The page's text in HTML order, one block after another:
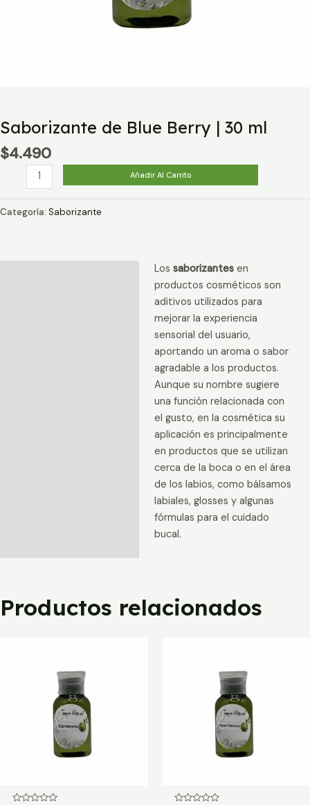
Saborizante de Blue Berry | 30 ml
$4.490
Saborizante
Blue
Berry
Añadir Al Carrito
Categoría: Saborizante
Los saborizantesen
productos cosméticos son
aditivos utilizados para
mejorar la experiencia
sensorial del usuario,
aportando un aroma o sabor
agradable a los productos.
Aunque su nombre sugiere
una función relacionada con
el gusto, en la cosmética su
aplicación es principalmente
en productos que se utilizan
cerca de la boca o en el área
de los labios, como bálsamos
labiales, glosses y algunas
fórmulas para el cuidado
bucal.
Productos relacionados